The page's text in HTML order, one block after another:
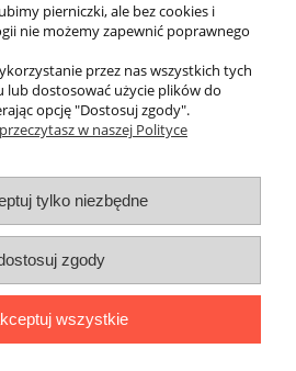
do koszyka
4 5 6 ... 22 »
Warunki
O firmie
Polecamy
pierniczki, ale bez cookies i
nie możemy zapewnić poprawnego
przez nas wszystkich tych
lub dostosować użycie plików do
opcję "Dostosuj zgody".
w naszej Polityce
tylko niezbędne
zgody
wszystkie